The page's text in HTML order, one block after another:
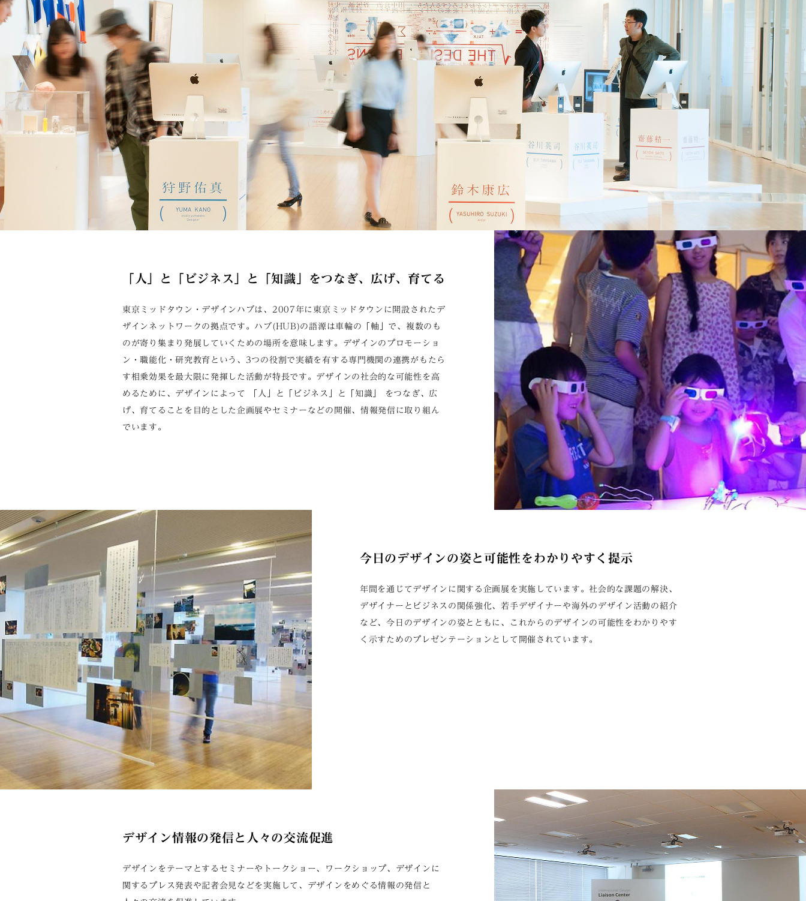
「人」と「ビジネス」と「知識」をつなぎ、広げ、育てる
東京ミッドタウン・デザインハブは、2007年に東京ミッドタウンに開設されたデ
ザインネットワークの拠点です。ハブ(HUB)の語源は車輪の「軸」で、複数のも
のが寄り集まり発展していくための場所を意味します。デザインのプロモーショ
ン・職能化・研究教育という、3つの役割で実績を有する専門機関の連携がもたら
す相乗効果を最大限に発揮した活動が特長です。デザインの社会的な可能性を高
めるために、デザインによって 「人」と「ビジネス」と「知識」 をつなぎ、広
げ、育てることを目的とした企画展やセミナーなどの開催、情報発信に取り組ん
でいます。
今日のデザインの姿と可能性をわかりやすく提示
年間を通じてデザインに関する企画展を実施しています。社会的な課題の解決、
デザイナーとビジネスの関係強化、若手デザイナーや海外のデザイン活動の紹介
など、今日のデザインの姿とともに、これからのデザインの可能性をわかりやす
く示すためのプレゼンテーションとして開催されています。
デザイン情報の発信と人々の交流促進
デザインをテーマとするセミナーやトークショー、ワークショップ、デザインに
関するプレス発表や記者会見などを実施して、デザインをめぐる情報の発信と